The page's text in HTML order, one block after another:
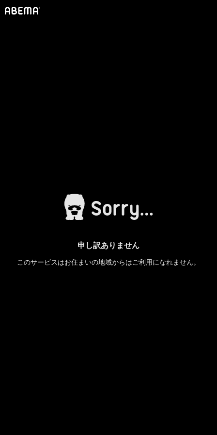
申し訳ありません
このサービスはお住まいの地域からはご利用になれません。